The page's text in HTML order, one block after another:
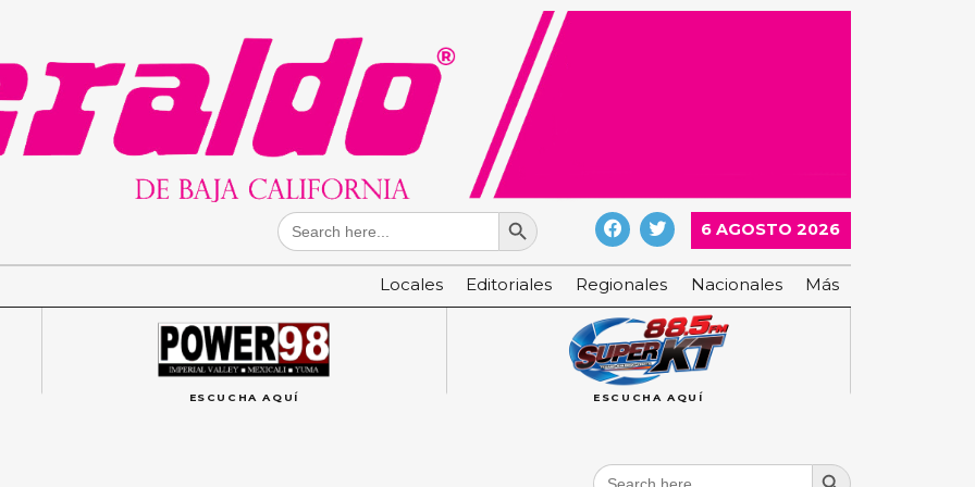
Search
for:
Search Button
6 AGOSTO 2026
Locales Editoriales Regionales Nacionales Más
ESCUCHA AQUÍ ESCUCHA AQUÍ
Search
Search Button